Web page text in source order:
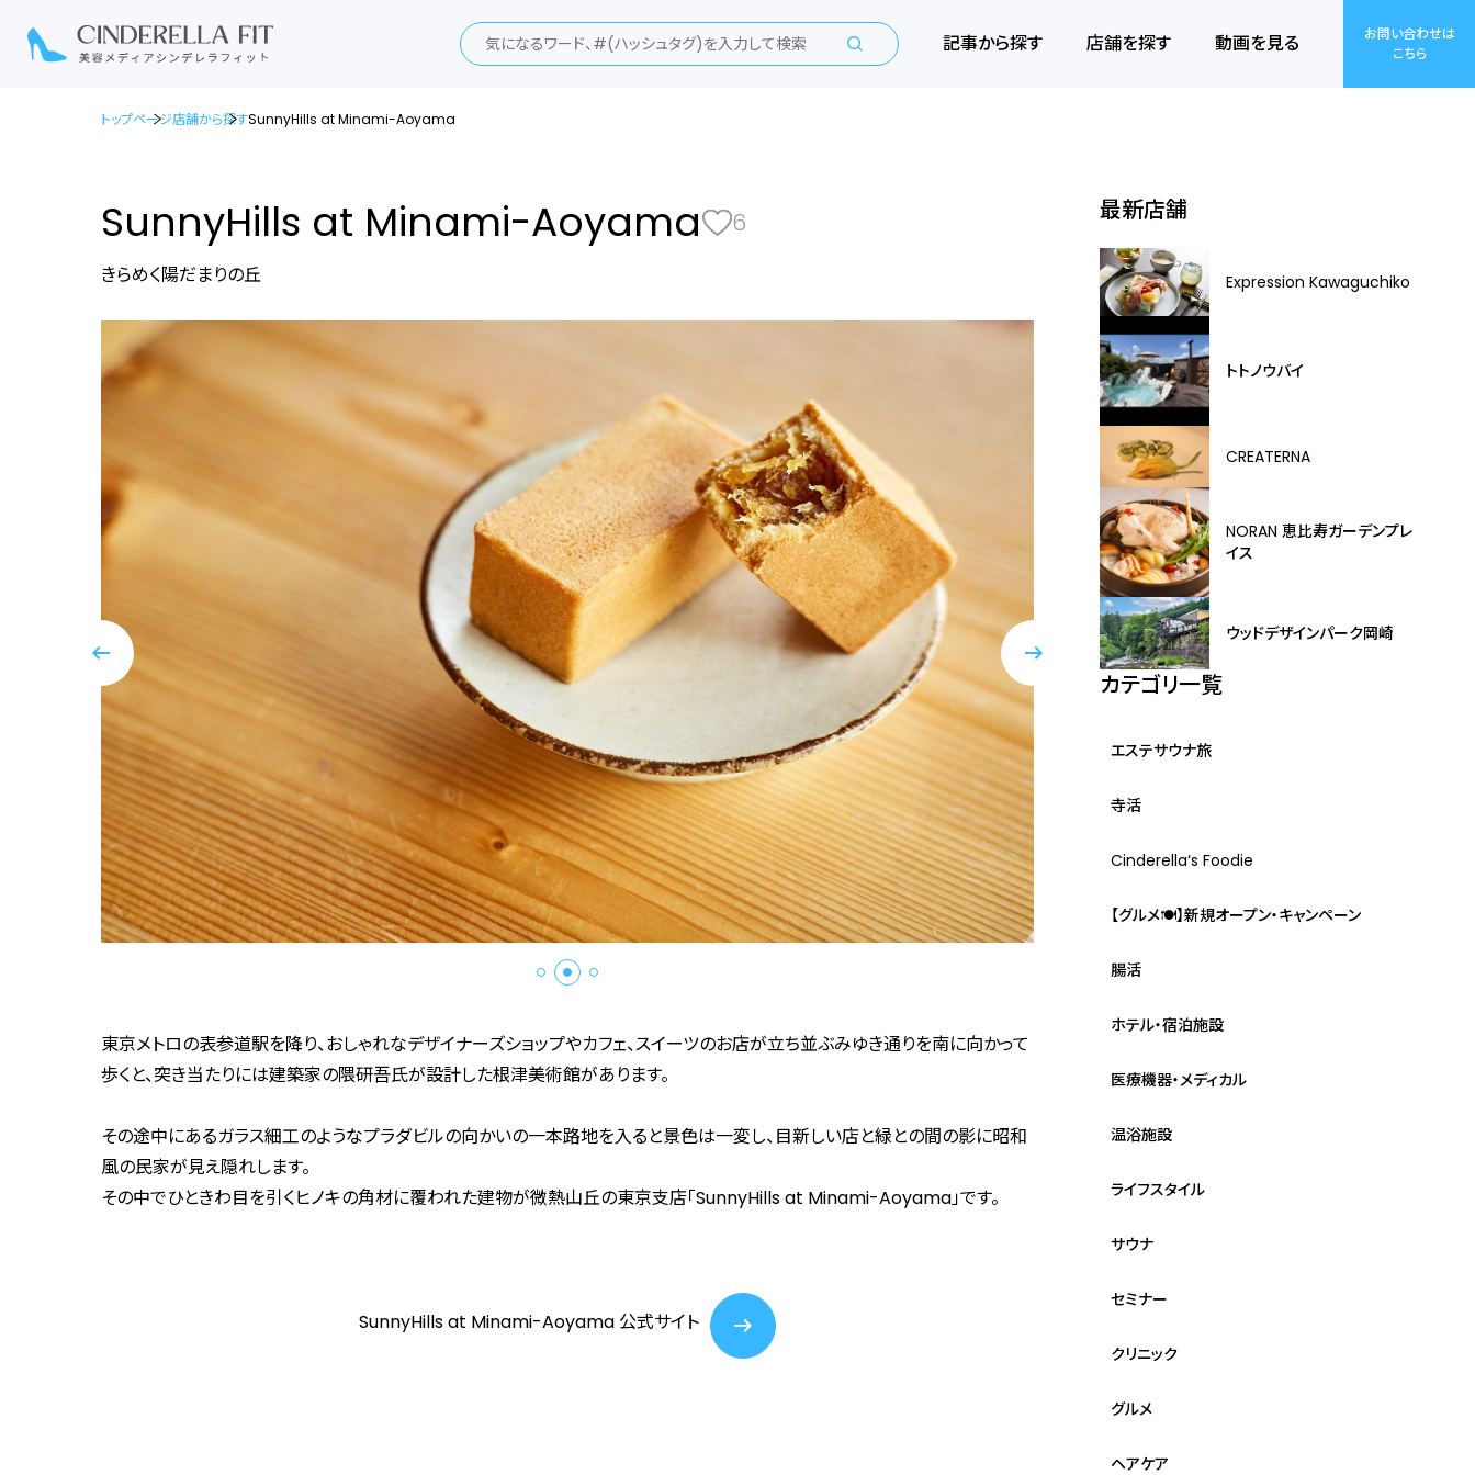
記事から探す 店舗を探す 動画を見る
お問い合わせは
こちら
トップページ店舗から探すSunnyHills at Minami-Aoyama
SunnyHills at Minami-Aoyama 6
きらめく陽だまりの丘
東京メトロの表参道駅を降り、おしゃれなデザイナーズショップやカフェ、スイーツのお店が立ち並ぶみゆき通りを南に向かって
歩くと、突き当たりには建築家の隈研吾氏が設計した根津美術館があります。
その途中にあるガラス細工のようなプラダビルの向かいの一本路地を入ると景色は一変し、目新しい店と緑との間の影に昭和
風の民家が見え隠れします。
その中でひときわ目を引くヒノキの角材に覆われた建物が微熱山丘の東京支店「SunnyHills at Minami-Aoyama」です。
SunnyHills at Minami-Aoyama 公式サイト
最新店舗
Expression Kawaguchiko
トトノウバイ
CREATERNA
NORAN 恵比寿ガーデンプレ
イス
ウッドデザインパーク岡崎
カテゴリ一覧
エステサウナ旅
寺活
Cinderella‘s Foodie
【グルメ🍽】新規オープン・キャンペーン
腸活
ホテル・宿泊施設
医療機器・メディカル
温浴施設
ライフスタイル
サウナ
セミナー
クリニック
グルメ
ヘアケア